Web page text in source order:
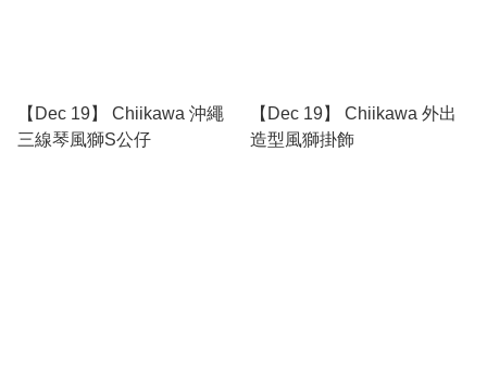
【Dec 19】 Chiikawa 沖繩
三線琴風獅S公仔
【Dec 19】 Chiikawa 外出
造型風獅掛飾